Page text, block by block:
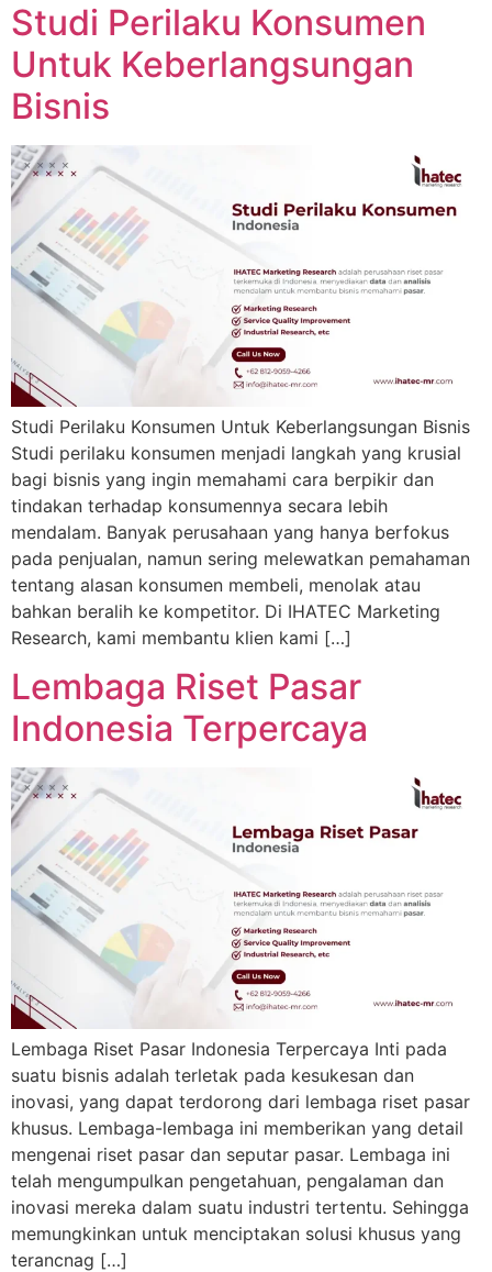
Studi Perilaku Konsumen
Untuk Keberlangsungan
Bisnis
Studi Perilaku Konsumen Untuk Keberlangsungan Bisnis
Studi perilaku konsumen menjadi langkah yang krusial
bagi bisnis yang ingin memahami cara berpikir dan
tindakan terhadap konsumennya secara lebih
mendalam. Banyak perusahaan yang hanya berfokus
pada penjualan, namun sering melewatkan pemahaman
tentang alasan konsumen membeli, menolak atau
bahkan beralih ke kompetitor. Di IHATEC Marketing
Research, kami membantu klien kami […]
Lembaga Riset Pasar
Indonesia Terpercaya
Lembaga Riset Pasar Indonesia Terpercaya Inti pada
suatu bisnis adalah terletak pada kesukesan dan
inovasi, yang dapat terdorong dari lembaga riset pasar
khusus. Lembaga-lembaga ini memberikan yang detail
mengenai riset pasar dan seputar pasar. Lembaga ini
telah mengumpulkan pengetahuan, pengalaman dan
inovasi mereka dalam suatu industri tertentu. Sehingga
memungkinkan untuk menciptakan solusi khusus yang
terancnag […]